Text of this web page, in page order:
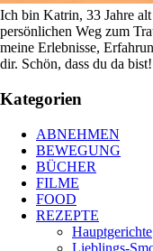
Ich bin Katrin, 33 Jahre
persönlichen Weg zum
meine Erlebnisse,
dir. Schön, dass du da bist!
Kategorien
ABNEHMEN
BEWEGUNG
BÜCHER
FILME
FOOD
REZEPTE
Hauptgerichte
Lieblings-